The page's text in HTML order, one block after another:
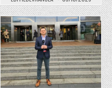
pentru
care
Misăilă
–
Habarnilă
spune
că
a
sunat
pe
20
august
exista
încă
Posted
in